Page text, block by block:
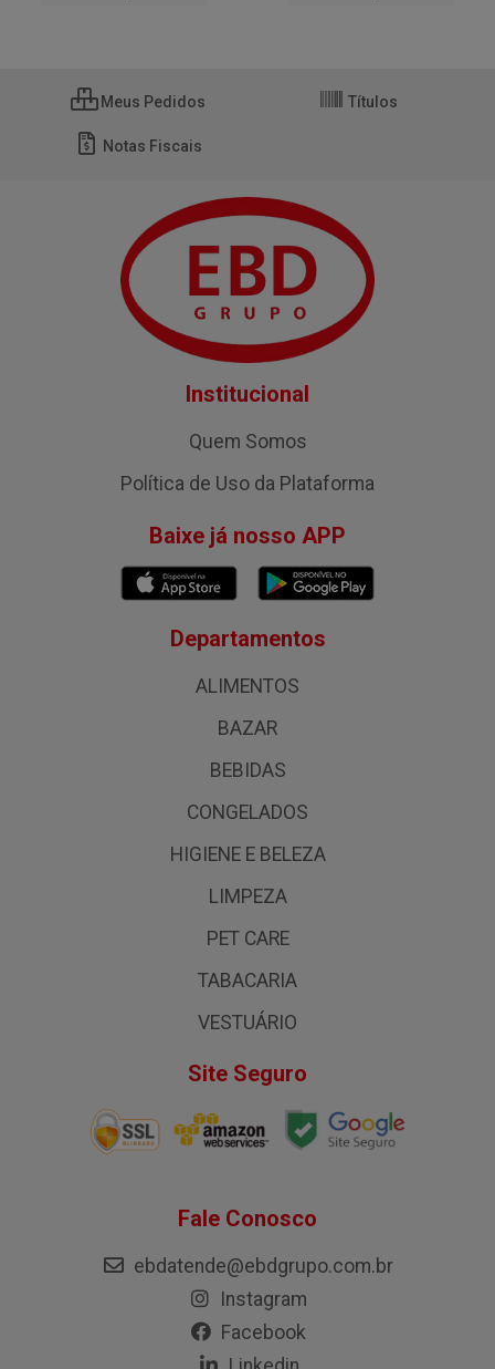
Meus Pedidos Títulos
Notas Fiscais
Institucional
Quem Somos
Política de Uso da Plataforma
Baixe já nosso APP
Departamentos
ALIMENTOS
BAZAR
BEBIDAS
CONGELADOS
HIGIENE E BELEZA
LIMPEZA
PET CARE
TABACARIA
VESTUÁRIO
Site Seguro
Fale Conosco
ebdatende@ebdgrupo.com.br
Instagram
Facebook